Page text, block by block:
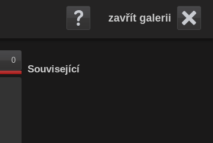
zavřít galerii
0
Související